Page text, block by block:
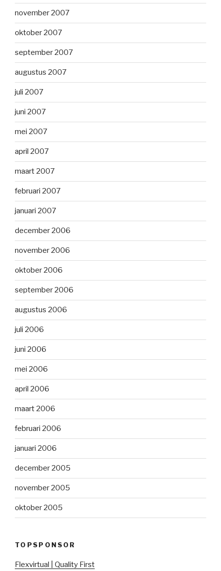
november 2007
oktober 2007
september 2007
augustus 2007
juli 2007
juni 2007
mei 2007
april 2007
maart 2007
februari 2007
januari 2007
december 2006
november 2006
oktober 2006
september 2006
augustus 2006
juli 2006
juni 2006
mei 2006
april 2006
maart 2006
februari 2006
januari 2006
december 2005
november 2005
oktober 2005
TOPSPONSOR
Flexvirtual | Quality First